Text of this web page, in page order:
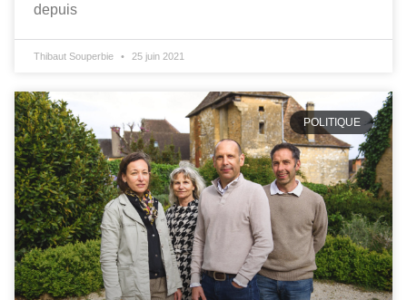
depuis
Thibaut Souperbie 25 juin 2021
POLITIQUE